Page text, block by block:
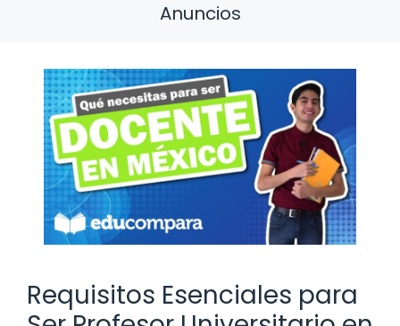
Anuncios
Requisitos Esenciales para